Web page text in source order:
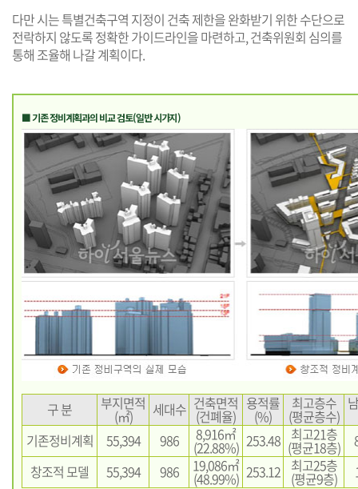
다만 시는 특별건축구역 지정이 건축 제한을 완화받기 위한 수단으로
전락하지 않도록 정확한 가이드라인을 마련하고, 건축위원회 심의를
통해 조율해 나갈 계획이다.
■ 기존 정비계획과의 비교 검토(일반 시가지)
구 분 부지면적
(㎡) 세대수 건축면적
(건폐율)
용적률
(%)
최고층수
(평균층수)
기존정비계획
55,394 986 8,916㎡
(22.88%) 253.48 최고21층
(평균18층)
창조적 모델
55,394 986 19,086㎡
(48.99%) 253.12 최고25층
(평균9층)